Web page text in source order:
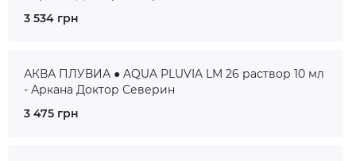
3 534 грн
АКВА ПЛУВИА ● AQUA PLUVIA LM 26 раствор 10 мл
- Аркана Доктор Северин
3 475 грн